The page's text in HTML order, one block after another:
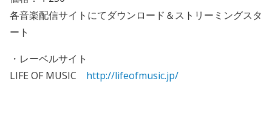
各音楽配信サイトにてダウンロード＆ストリーミングスタ
ート
・レーベルサイト
LIFE OF MUSIC http://lifeofmusic.jp/